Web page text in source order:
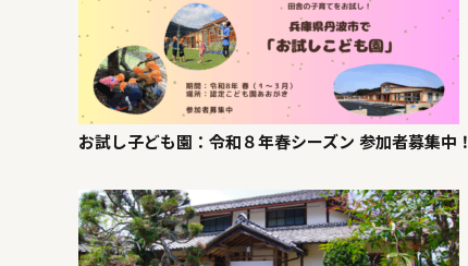
お試し子ども園：令和８年春シーズン 参加者募集中！